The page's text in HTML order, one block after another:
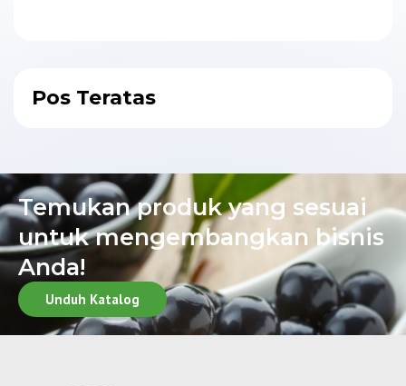
Pos Teratas
Temukan produk yang sesuai
untuk mengembangkan bisnis
Anda!
Unduh Katalog